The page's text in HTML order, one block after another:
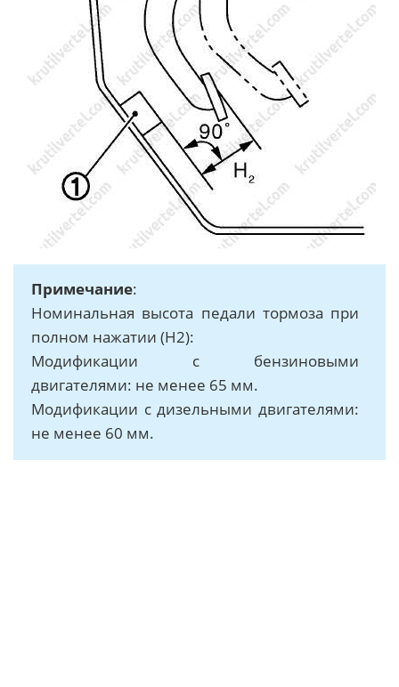
Примечание:
Номинальная высота педали тормоза при
полном нажатии (Н2):
Модификации с бензиновыми
двигателями: не менее 65 мм.
Модификации с дизельными двигателями:
не менее 60 мм.